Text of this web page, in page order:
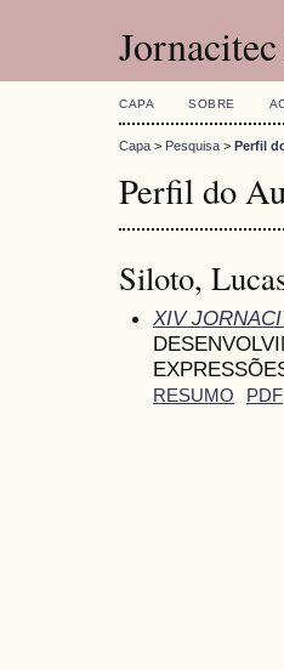
CAPA SOBRE
Capa > Pesquisa > Perfil
Perfil do
Siloto,
XIV
RESUMO PDF